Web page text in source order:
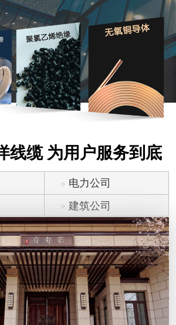
线缆 为用户服务到底
电力公司
建筑公司